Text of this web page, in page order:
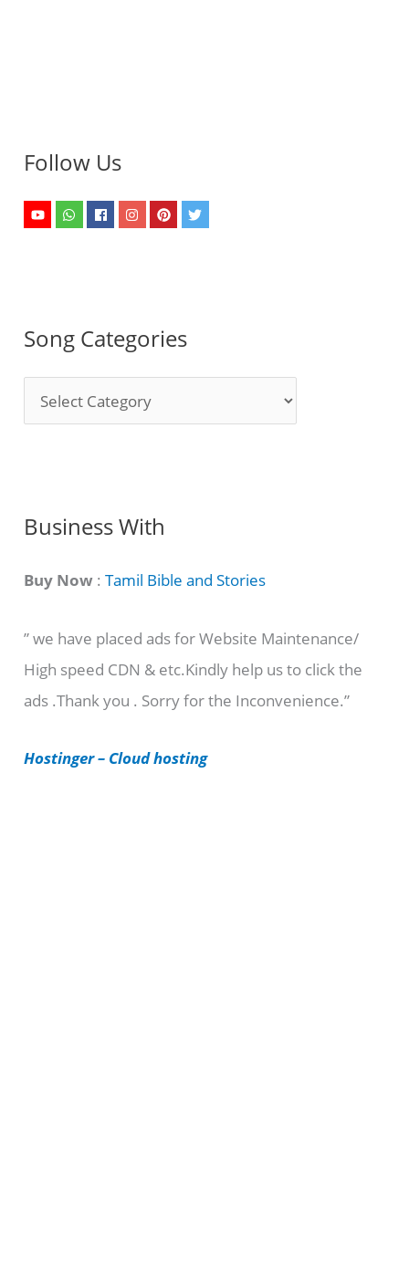
Follow Us
Song Categories
o
C
t
g
o
r
e
Business With
Buy Now :Tamil Bible and Stories
” we have placed ads for Website Maintenance/
High speed CDN & etc.Kindly help us to click the
ads .Thank you . Sorry for the Inconvenience.”
Hostinger – Cloud hosting